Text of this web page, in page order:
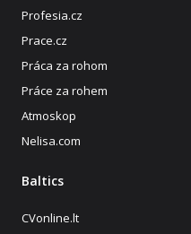
Profesia.cz
Prace.cz
Práca za rohom
Práce za rohem
Atmoskop
Nelisa.com
Baltics
CVonline.lt